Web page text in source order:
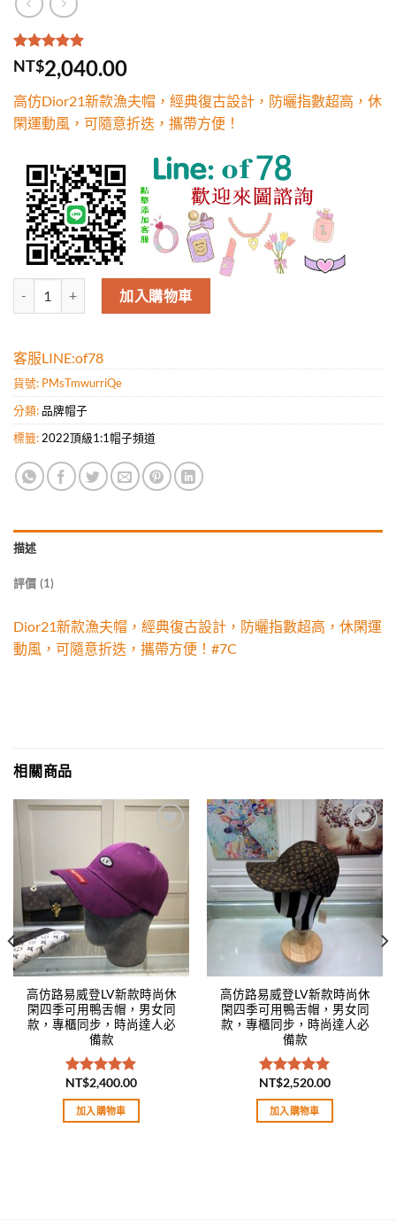
評分5.00 /
5，已有
1
位
分
NT$2,040.00
高仿Dior21新款漁夫帽，經典復古設計，防曬指數超高，休
閑運動風，可隨意折迭，攜帶方便！
高仿Dior21新款漁夫帽，經典復古設計，防曬指數超高，休閑運動風
加入購物車
客服LINE:of78
貨號: PMsTmwurriQe
分類: 品牌帽子
標籤: 2022頂級1:1帽子頻道
描述
評價 (1)
Dior21新款漁夫帽，經典復古設計，防曬指數超高，休閑運
動風，可隨意折迭，攜帶方便！#7C
相關商品
wishlist
高仿路易威登LV新款時尚休
閑四季可用鴨舌帽，男女同
款，專櫃同步，時尚達人必
備款
評分5.00
滿分 5
NT$2,400.00
加入購物車
Add to
wishlist
高仿路易威登LV新款時尚休
閑四季可用鴨舌帽，男女同
款，專櫃同步，時尚達人必
備款
評分5.00
滿分 5
NT$2,520.00
加入購物車